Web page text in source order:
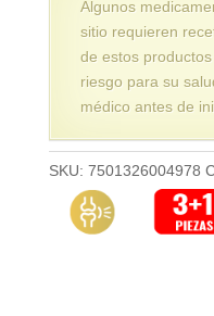
Algunos
sitio requieren
de estos
riesgo para su
médico antes de
SKU: 7501326004978